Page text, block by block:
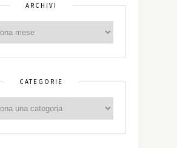
ARCHIVI
CATEGORIE